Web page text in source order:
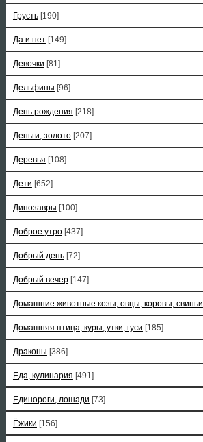
Грусть [190]
Да и нет [149]
Девочки [81]
Дельфины [96]
День рождения [218]
Деньги, золото [207]
Деревья [108]
Дети [652]
Динозавры [100]
Доброе утро [437]
Добрый день [72]
Добрый вечер [147]
Домашние животные козы, овцы, коровы, свиньи
Домашняя птица, куры, утки, гуси [185]
Драконы [386]
Еда, кулинария [491]
Единороги, лошади [73]
Ёжики [156]